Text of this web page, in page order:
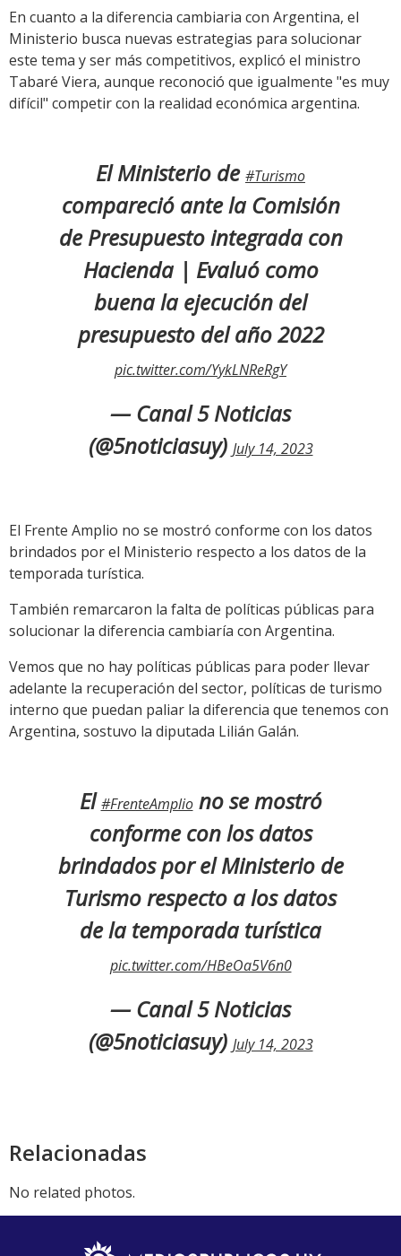
En cuanto a la diferencia cambiaria con Argentina, el
Ministerio busca nuevas estrategias para solucionar
este tema y ser más competitivos, explicó el ministro
Tabaré Viera, aunque reconoció que igualmente "es muy
difícil" competir con la realidad económica argentina.
El Ministerio de #Turismo
compareció ante la Comisión
de Presupuesto integrada con
Hacienda | Evaluó como
buena la ejecución del
presupuesto del año 2022
pic.twitter.com/YykLNReRgY
— Canal 5 Noticias
(@5noticiasuy) July 14, 2023
El Frente Amplio no se mostró conforme con los datos
brindados por el Ministerio respecto a los datos de la
temporada turística.
También remarcaron la falta de políticas públicas para
solucionar la diferencia cambiaría con Argentina.
Vemos que no hay políticas públicas para poder llevar
adelante la recuperación del sector, políticas de turismo
interno que puedan paliar la diferencia que tenemos con
Argentina, sostuvo la diputada Lilián Galán.
El#FrenteAmpliono se mostró
conforme con los datos
brindados por el Ministerio de
Turismo respecto a los datos
de la temporada turística
pic.twitter.com/HBeOa5V6n0
— Canal 5 Noticias
(@5noticiasuy) July 14, 2023
Relacionadas
No related photos.